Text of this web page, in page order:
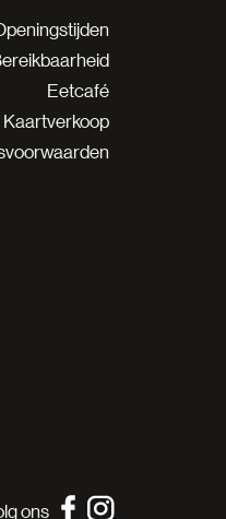
Eetcafé
Kaartverkoop
ons